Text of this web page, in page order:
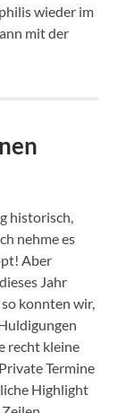
wieder im
mit der
historisch,
nehme es
Aber
Jahr
konnten wir,
recht kleine
Termine
Highlight